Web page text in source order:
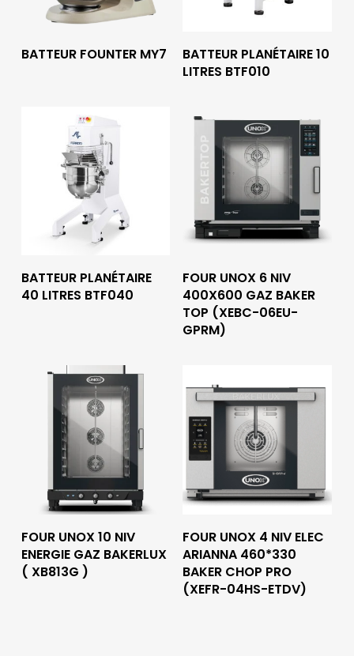
Lire La Suite
BATTEUR FOUNTER MY7 Lire La Suite
BATTEUR PLANÉTAIRE 10
LITRES BTF010
Lire La Suite
BATTEUR PLANÉTAIRE
40 LITRES BTF040
Lire La Suite
FOUR UNOX 6 NIV
400X600 GAZ BAKER
TOP (XEBC-06EU-
GPRM)
Lire La Suite
FOUR UNOX 10 NIV
ENERGIE GAZ BAKERLUX
( XB813G )
Lire La Suite
FOUR UNOX 4 NIV ELEC
ARIANNA 460*330
BAKER CHOP PRO
(XEFR-04HS-ETDV)